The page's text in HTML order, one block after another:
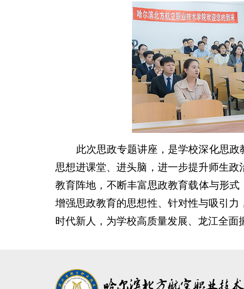
此次思政专题讲座，是学校深化思
思想进课堂、进头脑，进一步提升师生
教育阵地，不断丰富思政教育载体与形
增强思政教育的思想性、针对性与吸引
时代新人，为学校高质量发展、龙江全面